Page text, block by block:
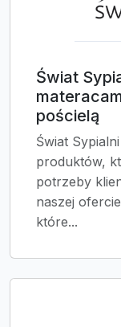
Świat
pościelą
Świat
produktów,
potrzeby
naszej
które...